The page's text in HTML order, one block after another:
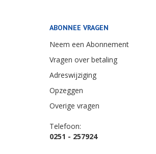
ABONNEE VRAGEN
Neem een Abonnement
Vragen over betaling
Adreswijziging
Opzeggen
Overige vragen
Telefoon:
0251 - 257924